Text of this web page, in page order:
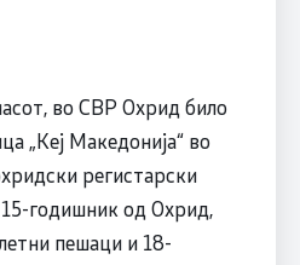
во СВР Охрид било
„Кеј Македонија“ во
регистарски
годишник од Охрид,
пешаци и 18-